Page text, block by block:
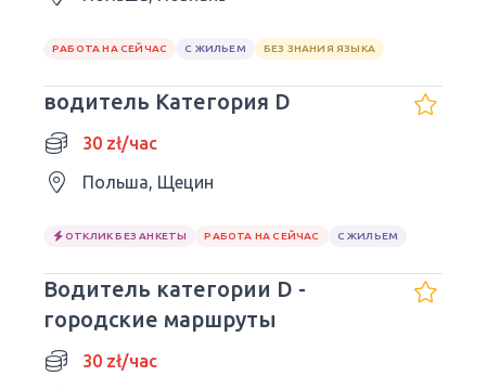
РАБОТА НА СЕЙЧАС С ЖИЛЬЕМ БЕЗ ЗНАНИЯ ЯЗЫКА
водитель Категория D
30 zł/час
Польша, Щецин
ОТКЛИК БЕЗ АНКЕТЫ РАБОТА НА СЕЙЧАС С ЖИЛЬЕМ
Водитель категории D -
городские маршруты
30 zł/час